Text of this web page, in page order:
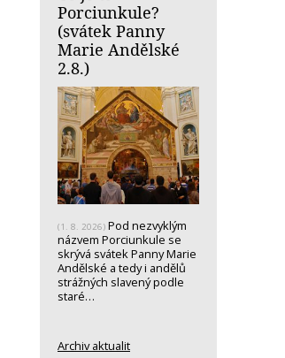
Porciunkule?
(svátek Panny
Marie Andělské
2.8.)
(1. 8. 2026) Pod nezvyklým
názvem Porciunkule se
skrývá svátek Panny Marie
Andělské a tedy i andělů
strážných slavený podle
staré…
Archiv aktualit